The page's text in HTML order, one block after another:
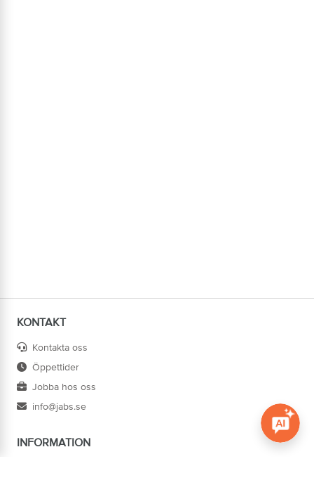
KONTAKT
Kontakta oss
Öppettider
Jobba hos oss
info@jabs.se
INFORMATION